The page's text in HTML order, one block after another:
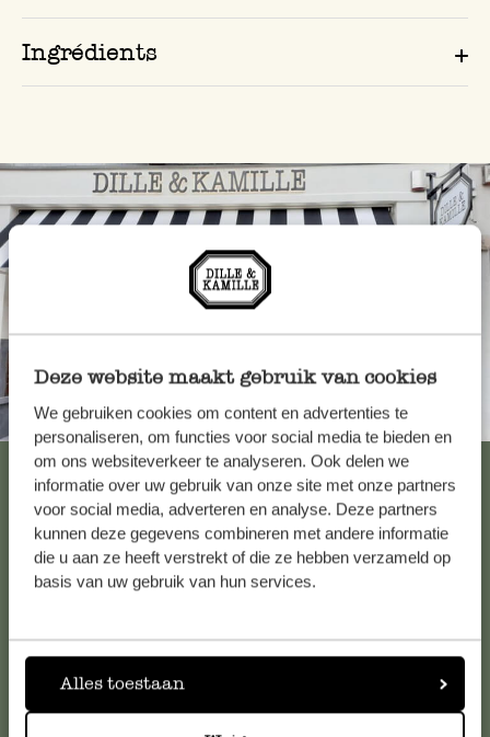
Deze website maakt gebruik van cookies
We gebruiken cookies om content en advertenties te
personaliseren, om functies voor social media te bieden en
om ons websiteverkeer te analyseren. Ook delen we
informatie over uw gebruik van onze site met onze partners
voor social media, adverteren en analyse. Deze partners
kunnen deze gegevens combineren met andere informatie
die u aan ze heeft verstrekt of die ze hebben verzameld op
basis van uw gebruik van hun services.
Alles toestaan
Ingrédients
Toujours à proximité
Voir les 62 magasins
Service clientèle
veuillez contacter notre service clientèle. Ou retrouvez ici